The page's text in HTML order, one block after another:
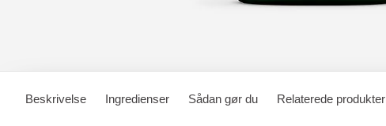
Beskrivelse Ingredienser Sådan gør du Relaterede produkter